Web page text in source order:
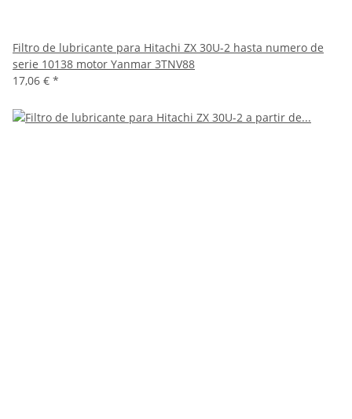
Filtro de lubricante para Hitachi ZX 30U-2 hasta numero de
serie 10138 motor Yanmar 3TNV88
17,06 € *